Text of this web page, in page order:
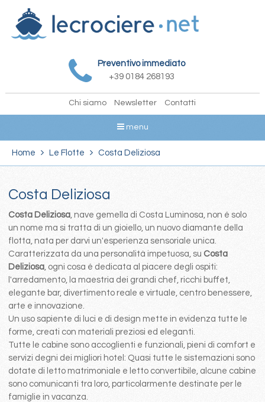
Preventivo immediato
+39 0184 268193
Chi siamo Newsletter Contatti
menu
Home Le Flotte Costa Deliziosa
Costa Deliziosa
Costa Deliziosa, nave gemella di Costa Luminosa, non é solo
un nome ma si tratta di un gioiello, un nuovo diamante della
flotta, nata per darvi un'esperienza sensoriale unica.
Caratterizzata da una personalità impetuosa, su Costa
Deliziosa, ogni cosa é dedicata al piacere degli ospiti:
l'arredamento, la maestria dei grandi chef, ricchi buffet,
elegante bar, divertimento reale e virtuale, centro benessere,
arte e innovazione.
Un uso sapiente di luci e di design mette in evidenza tutte le
forme, creati con materiali preziosi ed eleganti.
Tutte le cabine sono accoglienti e funzionali, pieni di comfort e
servizi degni dei migliori hotel: Quasi tutte le sistemazioni sono
dotate di letto matrimoniale e letto convertibile, alcune cabine
sono comunicanti tra loro, particolarmente destinate per le
famiglie in vacanza.